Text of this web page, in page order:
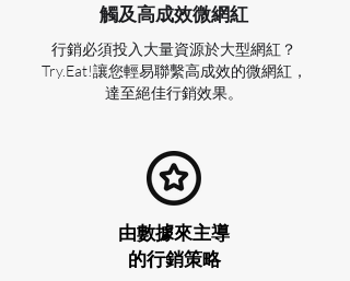
​觸及高成效微網紅
行銷必須投入大量資源於大型網紅？
Try.Eat!讓您輕易聯繫高成效的微網紅，
達至絕佳行銷效果。
由數據來主導
的行銷策略